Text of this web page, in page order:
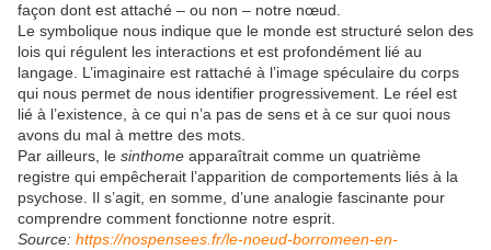
façon dont est attaché – ou non – notre nœud.
Le symbolique nous indique que le monde est structuré selon des
lois qui régulent les interactions et est profondément lié au
langage. L’imaginaire est rattaché à l’image spéculaire du corps
qui nous permet de nous identifier progressivement. Le réel est
lié à l’existence, à ce qui n’a pas de sens et à ce sur quoi nous
avons du mal à mettre des mots.
Par ailleurs, le sinthome apparaîtrait comme un quatrième
registre qui empêcherait l’apparition de comportements liés à la
psychose. Il s’agit, en somme, d’une analogie fascinante pour
comprendre comment fonctionne notre esprit.
Source: https://nospensees.fr/le-noeud-borromeen-en-